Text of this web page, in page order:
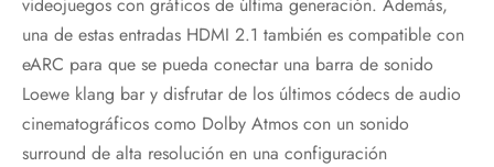
una de estas entradas HDMI 2.1 también es compatible con
eARC para que se pueda conectar una barra de sonido
Loewe klang bar y disfrutar de los últimos códecs de audio
cinematográficos como Dolby Atmos con un sonido
surround de alta resolución en una configuración